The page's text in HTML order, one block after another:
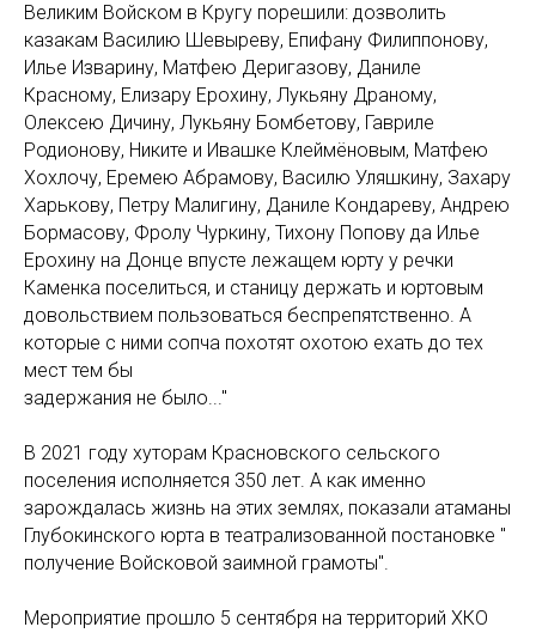
Великим Войском в Кругу порешили: дозволить
казакам Василию Шевыреву, Епифану Филиппонову,
Илье Изварину, Матфею Деригазову, Даниле
Красному, Елизару Ерохину, Лукьяну Драному,
Олексею Дичину, Лукьяну Бомбетову, Гавриле
Родионову, Никите и Ивашке Клеймёновым, Матфею
Хохлочу, Еремею Абрамову, Василю Уляшкину, Захару
Харькову, Петру Малигину, Даниле Кондареву, Андрею
Бормасову, Фролу Чуркину, Тихону Попову да Илье
Ерохину на Донце впусте лежащем юрту у речки
Каменка поселиться, и станицу держать и юртовым
довольствием пользоваться беспрепятственно. А
которые с ними сопча похотят охотою ехать до тех
мест тем бы
задержания не было..."
В 2021 году хуторам Красновского сельского
поселения исполняется 350 лет. А как именно
зарождалась жизнь на этих землях, показали атаманы
Глубокинского юрта в театрализованной постановке "
получение Войсковой заимной грамоты".
Мероприятие прошло 5 сентября на территорий ХКО